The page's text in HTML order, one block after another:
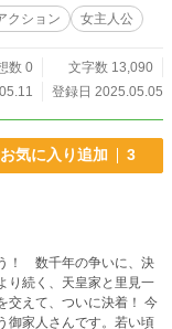
はいまだに個人の能力
った。すでにフロンテ
器を持ち自らを守ろうと
権利なのだから。 この西
ンにして、死の商人。
れていた。 そんな彼女の
クション 女主人公
数 0
文字数 13,090
登録日 2025.05.05
お気に入り追加 3
！ 数千年の争いに、決
続く、天皇家と里見一
えて、ついに決着！ 今
御家人さんです。若い頃